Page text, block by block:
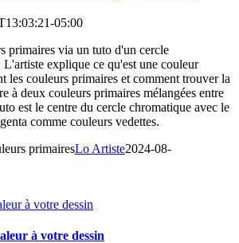
05:00
primaires via un tuto d'un cercle
explique ce qu'est une couleur
les couleurs primaires et comment trouver la
à deux couleurs primaires mélangées entre
est le centre du cercle chromatique avec le
comme couleurs vedettes.
primairesLo Artiste2024-08-
à votre dessin
à votre dessin